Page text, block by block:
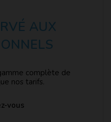
AUX
complète de
nos tarifs.
vous